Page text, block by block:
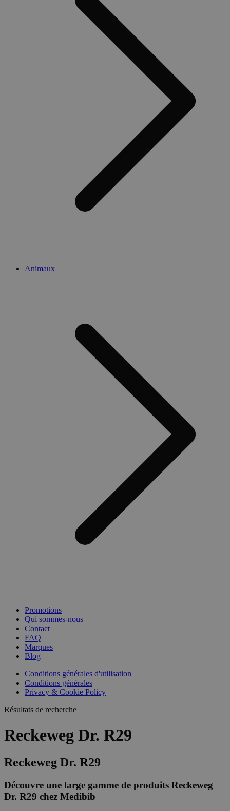
Animaux
Promotions
Qui sommes-nous
Contact
FAQ
Marques
Blog
Conditions générales d'utilisation
Conditions générales
Privacy & Cookie Policy
Résultats de recherche
Reckeweg Dr. R29
Reckeweg Dr. R29
Découvre une large gamme de produits Reckeweg
Dr. R29 chez Medibib